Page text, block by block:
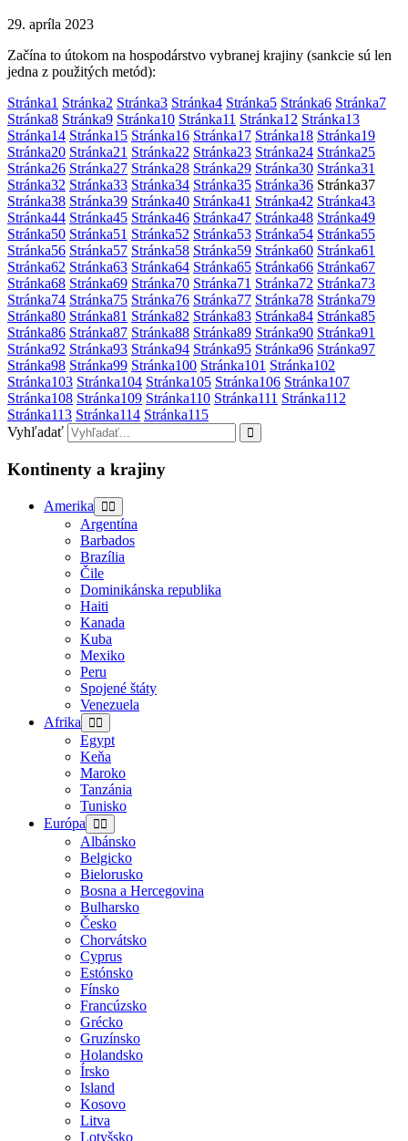
29. apríla 2023
Začína to útokom na hospodárstvo vybranej krajiny (sankcie sú len
jedna z použitých metód):
Stránka1 Stránka2 Stránka3 Stránka4 Stránka5 Stránka6 Stránka7
Stránka8 Stránka9 Stránka10 Stránka11 Stránka12 Stránka13
Stránka14 Stránka15 Stránka16 Stránka17 Stránka18 Stránka19
Stránka20 Stránka21 Stránka22 Stránka23 Stránka24 Stránka25
Stránka26 Stránka27 Stránka28 Stránka29 Stránka30 Stránka31
Stránka32 Stránka33 Stránka34 Stránka35 Stránka36 Stránka37
Stránka38 Stránka39 Stránka40 Stránka41 Stránka42 Stránka43
Stránka44 Stránka45 Stránka46 Stránka47 Stránka48 Stránka49
Stránka50 Stránka51 Stránka52 Stránka53 Stránka54 Stránka55
Stránka56 Stránka57 Stránka58 Stránka59 Stránka60 Stránka61
Stránka62 Stránka63 Stránka64 Stránka65 Stránka66 Stránka67
Stránka68 Stránka69 Stránka70 Stránka71 Stránka72 Stránka73
Stránka74 Stránka75 Stránka76 Stránka77 Stránka78 Stránka79
Stránka80 Stránka81 Stránka82 Stránka83 Stránka84 Stránka85
Stránka86 Stránka87 Stránka88 Stránka89 Stránka90 Stránka91
Stránka92 Stránka93 Stránka94 Stránka95 Stránka96 Stránka97
Stránka98 Stránka99 Stránka100 Stránka101 Stránka102
Stránka103 Stránka104 Stránka105 Stránka106 Stránka107
Stránka108 Stránka109 Stránka110 Stránka111 Stránka112
Stránka113 Stránka114 Stránka115
Vyhľadať
Kontinenty a krajiny
Amerika
Argentína
Barbados
Brazília
Čile
Dominikánska republika
Haiti
Kanada
Kuba
Mexiko
Peru
Spojené štáty
Venezuela
Afrika
Egypt
Keňa
Maroko
Tanzánia
Tunisko
Európa
Albánsko
Belgicko
Bielorusko
Bosna a Hercegovina
Bulharsko
Česko
Chorvátsko
Cyprus
Estónsko
Fínsko
Francúzsko
Grécko
Gruzínsko
Holandsko
Írsko
Island
Kosovo
Litva
Lotyšsko